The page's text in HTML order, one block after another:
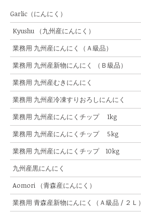
Garlic（にんにく）
Kyushu （九州産にんにく）
業務用 九州産にんにく（Ａ級品）
業務用 九州産新物にんにく （Ｂ級品）
業務用 九州産むきにんにく
業務用 九州産冷凍すりおろしにんにく
業務用 九州産にんにくチップ 1kg
業務用 九州産にんにくチップ 5kg
業務用 九州産にんにくチップ 10kg
九州産黒にんにく
Aomori （青森産にんにく）
業務用 青森産新物にんにく（Ａ級品 / ２Ｌ）